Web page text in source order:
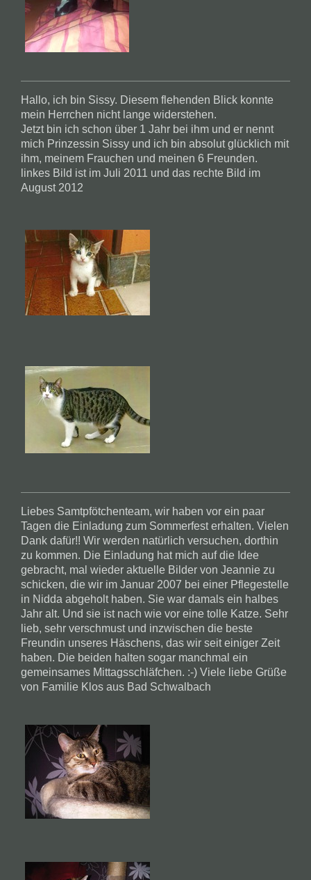
Hallo, ich bin Sissy. Diesem flehenden Blick konnte
mein Herrchen nicht lange widerstehen.
Jetzt bin ich schon über 1 Jahr bei ihm und er nennt
mich Prinzessin Sissy und ich bin absolut glücklich mit
ihm, meinem Frauchen und meinen 6 Freunden.
linkes Bild ist im Juli 2011 und das rechte Bild im
August 2012
Liebes Samtpfötchenteam, wir haben vor ein paar
Tagen die Einladung zum Sommerfest erhalten. Vielen
Dank dafür!! Wir werden natürlich versuchen, dorthin
zu kommen. Die Einladung hat mich auf die Idee
gebracht, mal wieder aktuelle Bilder von Jeannie zu
schicken, die wir im Januar 2007 bei einer Pflegestelle
in Nidda abgeholt haben. Sie war damals ein halbes
Jahr alt. Und sie ist nach wie vor eine tolle Katze. Sehr
lieb, sehr verschmust und inzwischen die beste
Freundin unseres Häschens, das wir seit einiger Zeit
haben. Die beiden halten sogar manchmal ein
gemeinsames Mittagsschläfchen. :-) Viele liebe Grüße
von Familie Klos aus Bad Schwalbach